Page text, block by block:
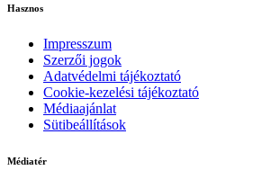
Hasznos
Impresszum
Szerzői jogok
Adatvédelmi tájékoztató
Cookie-kezelési tájékoztató
Médiaajánlat
Sütibeállítások
Médiatér